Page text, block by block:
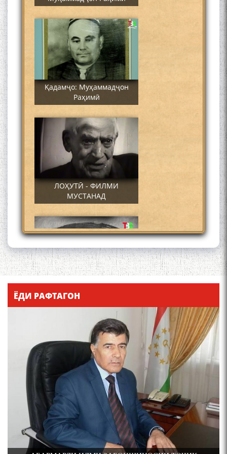
Қадамҷо: Муҳаммадҷон
Раҳимӣ
ЛОҲУТӢ - ФИЛМИ
МУСТАНАД
Қадамҷо - Лоҳутӣ
4-уми декабр- зодрӯзи
шоири абадзинда Абулқосим
Лоҳутӣ
ЁДИ РАФТАГОН